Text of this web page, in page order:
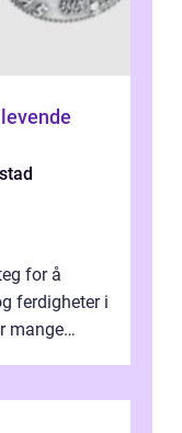
for å
ferdigheter i
mange